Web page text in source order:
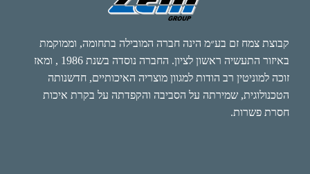
קבוצת צמח זם בע״מ הינה חברה המובילה בתחומה, וממוקמת
באיזור התעשיה ראשון לציון. החברה נוסדה בשנת 1986 , ומאז
זוכה למוניטין רב הודות למגוון מוצריה האיכותיים, חדשנותה
הטכנולוגית, שמירתה על הסביבה והקפדתה על בקרת איכות
חסרת פשרות.